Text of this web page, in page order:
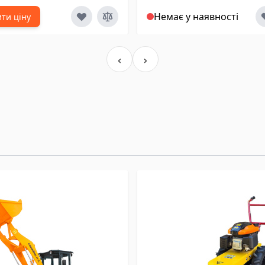
ціну Немає у наявності
‹ ›